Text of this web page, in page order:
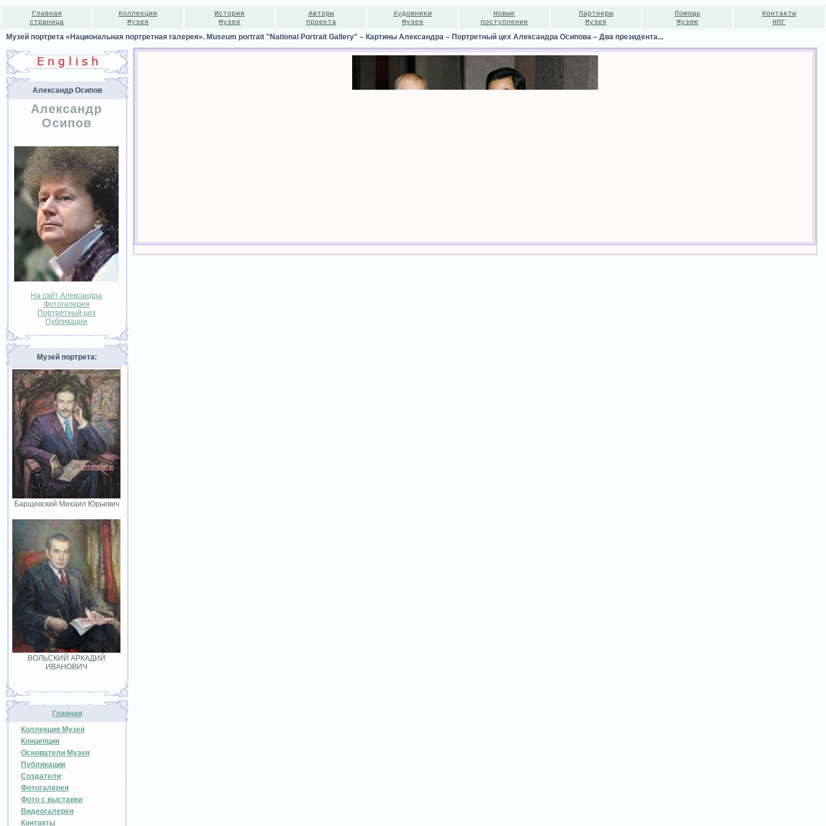
Главная
страница
Коллекция
Музея
История
Музея
Авторы
проекта
Художники
Музея
Новые
поступления
Партнеры
Музея
Помощь
Музею
Контакты
НПГ
Музей портрета «Национальная портретная галерея». Museum portrait "National Portrait Gallery" – Картины Александра – Портретный цех Александра Осипова – Два президента...
Александр Осипов
Александр
Осипов
На сайт Александра
Фотогалерея
Портретный цех
Публикации
Музей портрета:
Барщевский Михаил Юрьевич
ВОЛЬСКИЙ АРКАДИЙ
ИВАНОВИЧ
Главная
Коллекция Музея
Концепция
Основатели Музея
Публикации
Создатели
Фотогалерея
Фото с выставки
Видеогалерея
Контакты